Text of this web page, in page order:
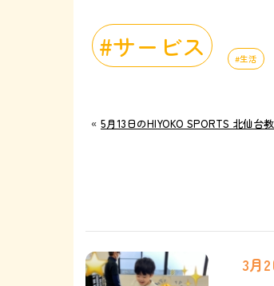
サービス 生活
« 5月13日のHIYOKO SPORTS 北仙台
3月